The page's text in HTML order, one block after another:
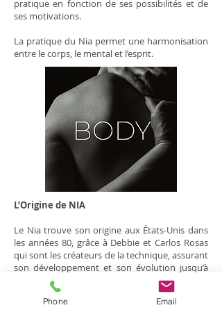
pratique en fonction de ses possibilités et de
ses motivations.
La pratique du Nia permet une harmonisation
entre le corps, le mental et l’esprit.
L’Origine de NIA
Le Nia trouve son origine aux États-Unis dans
les années 80, grâce à Debbie et Carlos Rosas
qui sont les créateurs de la technique, assurant
son développement et son évolution jusqu’à
aujourd’hui. C’est une merveilleuse rencontre
entre le monde occidental et la sagesse
orientale. Cette méthode permet de mieux se
Phone Email